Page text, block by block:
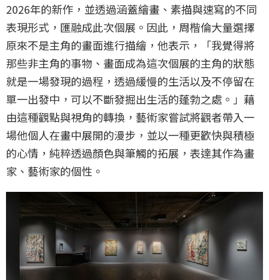
2026年的新作，並透過涵蓋繪畫、素描與速寫的不同
表現形式，匯融成此次個展。因此，周楷倫大量選擇
原來不是主角的畫面進行描繪，他表示，「我覺得將
那些非主角的事物、畫面成為這次個展的主角的狀態
就是一場發現的過程，透過緩慢的生活以及不停留在
單一出發中，可以不斷發掘出生活的蓬勃之處。」藉
由這種觀點與視角的轉換，藝術家嘗試將觀者帶入一
場他個人在畫中展開的漫步，並以一種更歡快與積極
的心情，純粹透過顏色與筆觸的拓展，表達其作為畫
家、藝術家的個性。